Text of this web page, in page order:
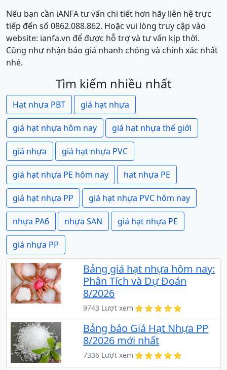
Nếu bạn cần iANFA tư vấn chi tiết hơn hãy liên hệ trực
tiếp đến số 0862.088.862. Hoặc vui lòng truy cập vào
website: ianfa.vn để được hỗ trợ và tư vấn kịp thời.
Cũng như nhận báo giá nhanh chóng và chính xác nhất
nhé.
Tìm kiếm nhiều nhất
Hạt nhựa PBT giá hạt nhựa
giá hạt nhựa hôm nay giá hạt nhựa thế giới
giá nhựa giá hạt nhựa PVC
giá hạt nhựa PE hôm nay hạt nhựa PE
giá hạt nhựa PP giá hạt nhựa PVC hôm nay
nhựa PA6 nhựa SAN giá hạt nhựa PE
giá nhựa PP
Bảng giá hạt nhựa hôm nay:
Phân Tích và Dự Đoán
8/2026
9743 Lượt xem
Bảng báo Giá Hạt Nhựa PP
8/2026 mới nhất
7336 Lượt xem